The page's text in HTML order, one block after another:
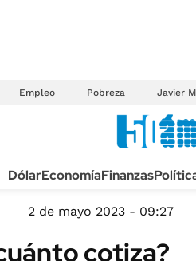
Empleo Pobreza Javier
TECNOLOGÍA
MÉXICO
DólarEconomíaFinanzas
2 de mayo 2023 - 09:27
cotiza?